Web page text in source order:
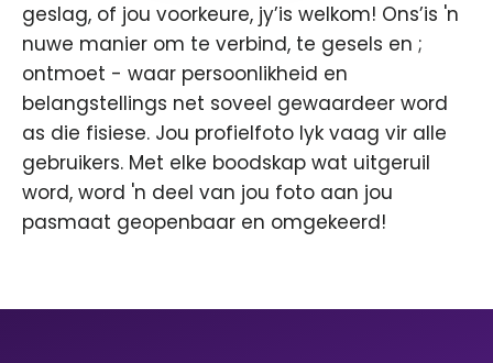
geslag, of jou voorkeure, jy’is welkom! Ons’is 'n
nuwe manier om te verbind, te gesels en ;
ontmoet - waar persoonlikheid en
belangstellings net soveel gewaardeer word
as die fisiese. Jou profielfoto lyk vaag vir alle
gebruikers. Met elke boodskap wat uitgeruil
word, word 'n deel van jou foto aan jou
pasmaat geopenbaar en omgekeerd!